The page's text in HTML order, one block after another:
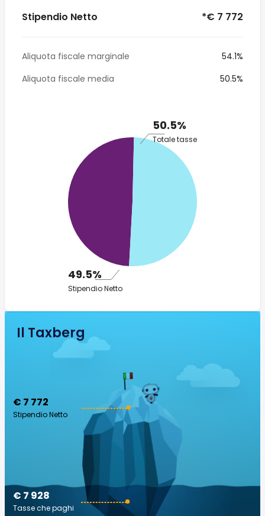
Stipendio Netto *€ 7 772
Aliquota fiscale marginale
54.1%
Aliquota fiscale media
50.5%
50.5%
Totale tasse
49.5%
Stipendio Netto
Il Taxberg
€ 7 772
Stipendio Netto
€ 7 928
Tasse che paghi